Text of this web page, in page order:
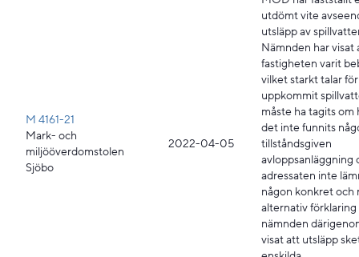
M 4161-21
Mark- och
miljööverdomstolen
Sjöbo
2022-04-05
utdömt vite
utsläpp av
Nämnden har visat
fastigheten varit
vilket starkt talar
uppkommit
måste ha tagits om
det inte funnits
tillståndsgiven
avloppsanläggning
adressaten inte
någon konkret och
alternativ förklaring
nämnden
visat att utsläpp